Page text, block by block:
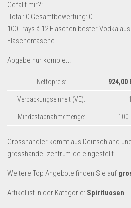
Multimedia & Elektro
Münzen
Schuhe & Accessoires
Sport & Freizeit
Uhren & Schmuck
Wohnen & Einrichten
Restposten für Privatpersonen
Sonderposten-Angebote
Saison & Eventprodkte
Gefällt mir?:
[Total: 0 Gesamtbewertung: 0
100 Trays á 12 Flaschen bester Vodka
Flaschentasche.
Abgabe nur komplett.
Nettopreis: 924,00
Verpackungseinheit (VE):
Mindestabnahmemenge: 100
Grosshändler kommt aus Deutschland
grosshandel-zentrum.de eingestellt.
Weitere Top Angebote finden Sie auf
Artikel ist in der Kategorie: Spirituosen